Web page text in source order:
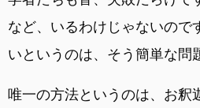
など、いるわけじゃないので
いというのは、そう簡単な問
唯一の方法というのは、お釈